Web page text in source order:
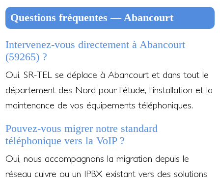
Questions fréquentes — Abancourt
Intervenez-vous directement à Abancourt
(59265) ?
Oui. SR-TEL se déplace à Abancourt et dans tout le
département des Nord pour l'étude, l'installation et la
maintenance de vos équipements téléphoniques.
Pouvez-vous migrer notre standard
téléphonique vers la VoIP ?
Oui, nous accompagnons la migration depuis le
réseau cuivre ou un IPBX existant vers des solutions